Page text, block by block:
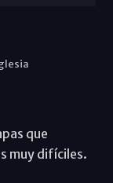
que
muy difíciles.